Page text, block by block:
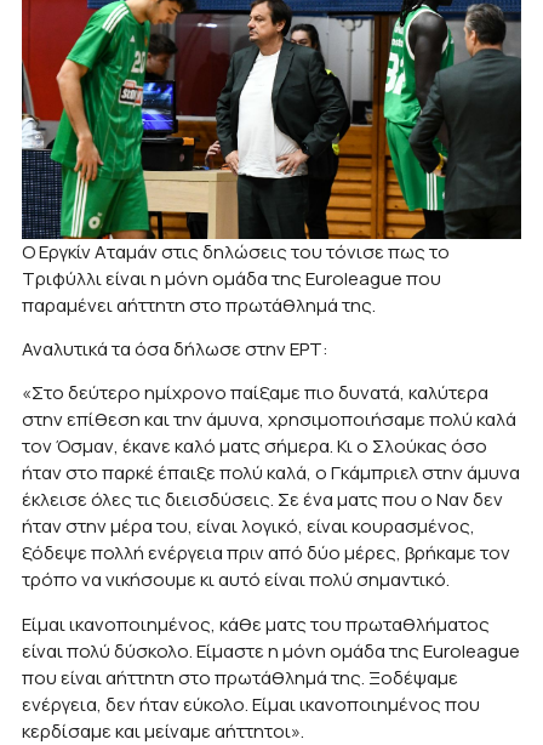
Ο Εργκίν Αταμάν στις δηλώσεις του τόνισε πως το
Tριφύλλι είναι η μόνη ομάδα της Euroleague που
παραμένει αήττητη στο πρωτάθλημά της.
Αναλυτικά τα όσα δήλωσε στην ΕΡΤ:
«Στο δεύτερο ημίχρονο παίξαμε πιο δυνατά, καλύτερα
στην επίθεση και την άμυνα, χρησιμοποιήσαμε πολύ καλά
τον Όσμαν, έκανε καλό ματς σήμερα. Κι ο Σλούκας όσο
ήταν στο παρκέ έπαιξε πολύ καλά, ο Γκάμπριελ στην άμυνα
έκλεισε όλες τις διεισδύσεις. Σε ένα ματς που ο Ναν δεν
ήταν στην μέρα του, είναι λογικό, είναι κουρασμένος,
ξόδεψε πολλή ενέργεια πριν από δύο μέρες, βρήκαμε τον
τρόπο να νικήσουμε κι αυτό είναι πολύ σημαντικό.
Είμαι ικανοποιημένος, κάθε ματς του πρωταθλήματος
είναι πολύ δύσκολο. Είμαστε η μόνη ομάδα της Euroleague
που είναι αήττητη στο πρωτάθλημά της. Ξοδέψαμε
ενέργεια, δεν ήταν εύκολο. Είμαι ικανοποιημένος που
κερδίσαμε και μείναμε αήττητοι».